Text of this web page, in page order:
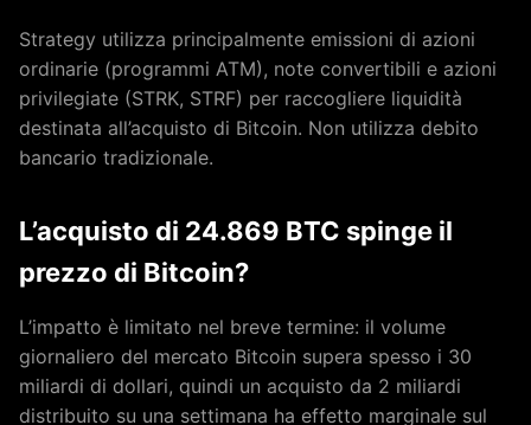
Strategy utilizza principalmente emissioni di azioni
ordinarie (programmi ATM), note convertibili e azioni
privilegiate (STRK, STRF) per raccogliere liquidità
destinata all’acquisto di Bitcoin. Non utilizza debito
bancario tradizionale.
L’acquisto di 24.869 BTC spinge il
prezzo di Bitcoin?
L’impatto è limitato nel breve termine: il volume
giornaliero del mercato Bitcoin supera spesso i 30
miliardi di dollari, quindi un acquisto da 2 miliardi
distribuito su una settimana ha effetto marginale sul